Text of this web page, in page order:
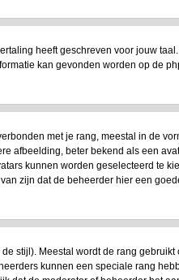
heeft geschreven voor jouw
kan gevonden worden op de
met je rang, meestal in de
afbeelding, beter bekend als een
kunnen worden geselecteerd te
zijn dat de beheerder hier een
stijl). Meestal wordt de rang gebruikt
kunnen een speciale rang